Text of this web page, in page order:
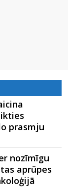
prasmju
nozīmīgu
aprūpes